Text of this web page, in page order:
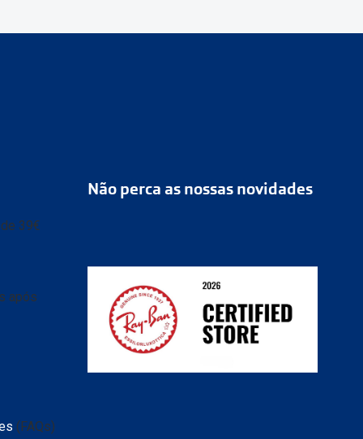
com
de
39€
após
(FAQs)
Não perca as nossas novidades